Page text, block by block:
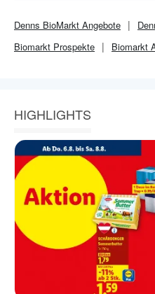
Denns BioMarkt Angebote
Biomarkt Prospekte Biomarkt
HIGHLIGHTS